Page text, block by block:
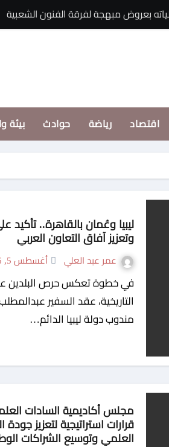
بعروض مبهجة لفرقة الفنون الشعبية
اقتصاد رياضة حوادث بيئة
ليبيا وعُمان بالقاهرة..
وتعزيز آفاق التعاون العربي
عمر عبد العلي أغسطس 5, 2026
في خطوة تعكس حرص البلدين على ترسيخ العلاقات
التاريخية، عقد السفير
مندوب دولة ليبيا الدائم…
مجلس أكاديمية السادات
قرارات استراتيجية لتعزيز جودة
العلمي وتوسيع الشراكات